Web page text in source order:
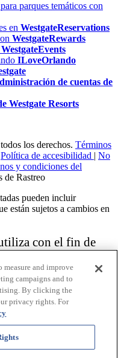
parques temáticos con
en WestgateReservations
WestgateRewards
WestgateEvents
ILoveOrlando
de cuentas de
Westgate Resorts
los derechos. Términos
Política de accesibilidad
No
y condiciones del
de Rastreo
pueden incluir
están sujetos a cambios en
con el fin de
aquí no pretenden
las funciones accesibles
Resort específico. Para
de accesibilidad, revise
measure and improve
campaigns and to
By clicking the
privacy rights. For